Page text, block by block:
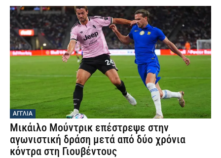
ΑΓΓΛΙΑ
Μικάιλο Μούντρικ επέστρεψε στην
αγωνιστική δράση μετά από δύο χρόνια
κόντρα στη Γιουβέντους